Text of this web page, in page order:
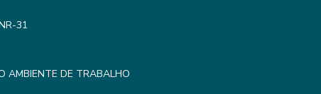
31
AMBIENTE DE TRABALHO